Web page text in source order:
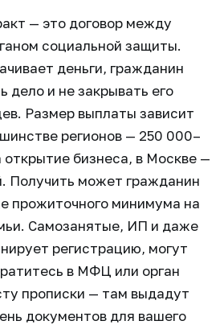
— это договор между
социальной защиты.
деньги, гражданин
дело и не закрывать его
Размер выплаты зависит
регионов — 250 000–
открытие бизнеса, в Москве —
Получить может гражданин
прожиточного минимума на
Самозанятые, ИП и даже
регистрацию, могут
в МФЦ или орган
прописки — там выдадут
документов для вашего